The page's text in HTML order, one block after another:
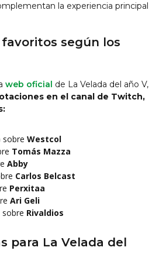
la experiencia principal
favoritos según los
web oficial de La Velada del año V,
en el canal de Twitch,
sobre Westcol
Tomás Mazza
Abby
Carlos Belcast
Perxitaa
Ari Geli
sobre Rivaldios
para La Velada del